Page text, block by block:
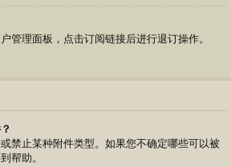
管理面板，点击订阅链接后进行退订操作。
禁止某种附件类型。如果您不确定哪些可以被
帮助。